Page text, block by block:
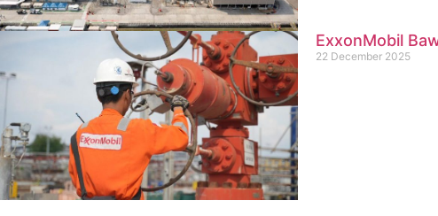
ExxonMobil
22 December 2025